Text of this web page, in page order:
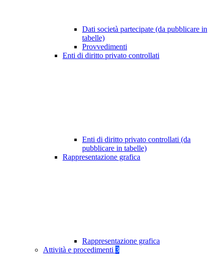
Dati società partecipate (da pubblicare in
tabelle)
Provvedimenti
Enti di diritto privato controllati
Enti di diritto privato controllati (da
pubblicare in tabelle)
Rappresentazione grafica
Rappresentazione grafica
Attività e procedimenti 3